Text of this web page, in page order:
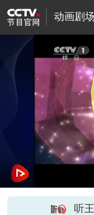
动画剧场
听